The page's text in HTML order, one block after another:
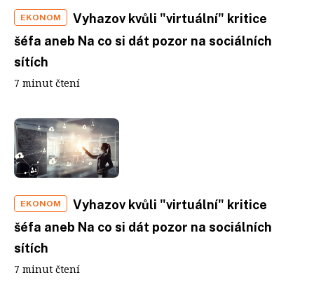
EKONOM
Vyhazov kvůli "virtuální" kritice
šéfa aneb Na co si dát pozor na sociálních
sítích
7 minut čtení
EKONOM
Vyhazov kvůli "virtuální" kritice
šéfa aneb Na co si dát pozor na sociálních
sítích
7 minut čtení